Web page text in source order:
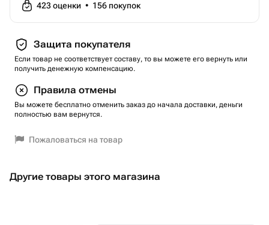
423оценки • 156 покупок
Защита покупателя
Если товар не соответствует составу, то вы можете его вернуть или
получить денежную компенсацию.
Правила отмены
Вы можете бесплатно отменить заказ до начала доставки, деньги
полностью вам вернутся.
Пожаловаться на товар
Другие товары этого магазина